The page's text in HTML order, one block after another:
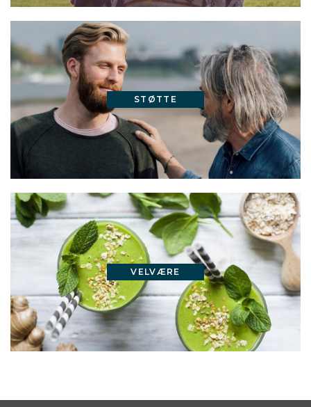
STØTTE
VELVÆRE